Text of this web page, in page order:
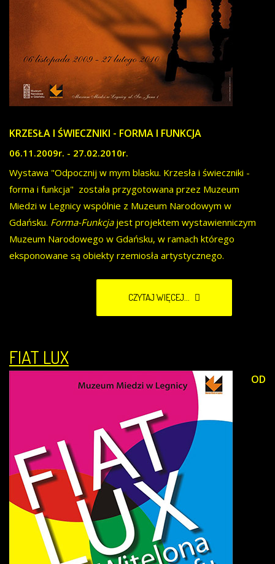
KRZESŁA I ŚWIECZNIKI - FORMA I FUNKCJA
06.11.2009r. - 27.02.2010r.
Wystawa "Odpocznij w mym blasku. Krzesła i świeczniki -
forma i funkcja" została przygotowana przez Muzeum
Miedzi w Legnicy wspólnie z Muzeum Narodowym w
Gdańsku. Forma-Funkcjajest projektem wystawienniczym
Muzeum Narodowego w Gdańsku, w ramach którego
eksponowane są obiekty rzemiosła artystycznego.
CZYTAJ WIĘCEJ...
FIAT LUX
OD